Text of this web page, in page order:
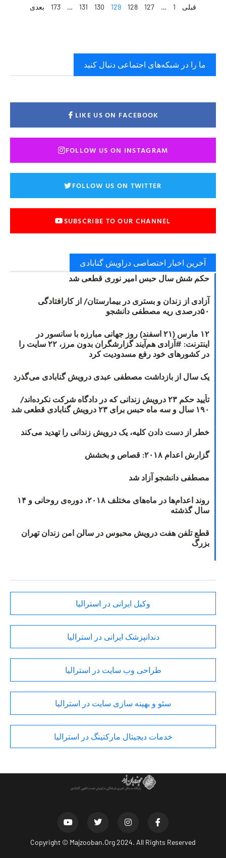
قبلی 1
…
127
128
129
130
131
…
173 بعدی
ما را در شبکه‌های اجتماعی دنبال کنید
LIKE US ON FACEBOOK
FOLLOW US ON INSTAGRAM
FOLLOW US ON TWITTER
SUBSCRIBE TO OUR CHANNEL
آخرین اخبار اختصاصی دراویش گنابادی
حکم شش سال حبس امیر نوری قطعی شد
آزادی از زندان و بستری در بیمارستان/ از کارافتادگی
۵۰درصدی ریه مصطفی دانشجو
۱۲ مارس (۲۱ اسفند) روز جهانی مبارزه با سانسور در
اینترنت: #آزادی هم‌آیند گزارشگران‌ بدون مرز، ۲۲ سایت را
در کشورهای خود رفع مسدودیت کرد
یک سال از بازداشت مصطفی عبدی درویش گنابادی می‌گذرد
تأیید حکم ۲۳ درویش زندانی که در دادگاه شرکت نکرده‌اند/
۱۹۰ سال و سه ماه حبس برای ۲۳ درویش گنابادی قطعی شد
خطر از دست دادن کلیه، یک درویش زندانی را تهدید می‌کند
گزارش اعدام ۲۰۱۸: قصاص و بخشش
مصطفی دانشجو آزاد شد
روند اعدام‌ها در ماه‌های مختلف ۲۰۱۸، دوره‌ی روحانی و ۱۴
سال گذشته
قطع تلفن هفت درویش محبوس در سالن امن زندان تهران
بزرگ
وکیل ایرانی در استرالیا
دندانپزشک ایرانی در استرالیا
طراحی وب سایت در استرالیا
سئو و بهینه سازی سایت در استرالیا
خدمات دیجیتال مارکتینگ در استرالیا
Copyright © Majzooban.Org2024. All Rights Reserved